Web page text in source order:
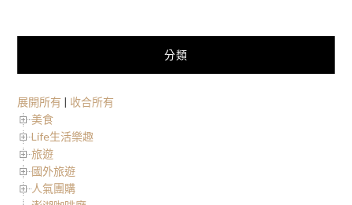
分類
展開所有 | 收合所有
美食
Life生活樂趣
旅遊
國外旅遊
人氣團購